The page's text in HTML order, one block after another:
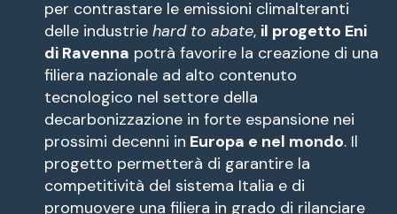
per contrastare le emissioni climalteranti
delle industrie hard to abate, il progetto Eni
di Ravenna potrà favorire la creazione di una
filiera nazionale ad alto contenuto
tecnologico nel settore della
decarbonizzazione in forte espansione nei
prossimi decenni in Europa e nel mondo. Il
progetto permetterà di garantire la
competitività del sistema Italia e di
promuovere una filiera in grado di rilanciare